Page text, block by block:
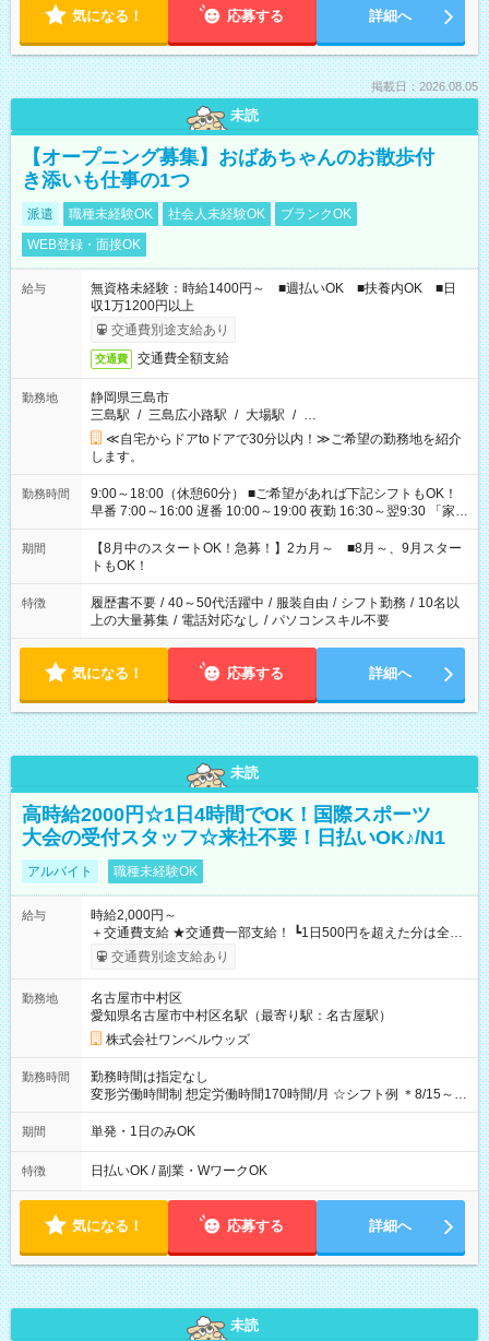
気になる！ 応募する 詳細へ
掲載日：2026.08.05
未読
【オープニング募集】おばあちゃんのお散歩付
き添いも仕事の1つ
派遣 職種未経験OK 社会人未経験OK
ブランクOK
WEB登録・面接OK
給与
無資格未経験：時給1400円～ ■週払いOK ■扶養内OK ■日
収1万1200円以上
交通費別途支給あり
交通費 交通費全額支給
勤務地
静岡県三島市
三島駅 / 三島広小路駅 / 大場駅 / …
≪自宅からドアtoドアで30分以内！≫ご希望の勤務地を紹介
します。
勤務時間
9:00～18:00（休憩60分） ■ご希望があれば下記シフトもOK！
早番 7:00～16:00 遅番 10:00～19:00 夜勤 16:30～翌9:30 「家族
と休みを合わせたい」 「余裕を持って夕飯の準備がしたい」
「できれば残業はしたくない」 など、ご希望を教えてください
ね。 ※Wワーク希望の方へ 今ご覧のお仕事で希望する勤務時間
と、もう1つのお仕事の勤務時間。 合計で週40時間を超える場
合は応募できません。
期間
【8月中のスタートOK！急募！】2カ月～ ■8月～、9月スター
トもOK！
特徴 履歴書不要 / 40～50代活躍中 / 服装自由 / シフト勤務 / 10名以
上の大量募集 / 電話対応なし / パソコンスキル不要
気になる！ 応募する 詳細へ
未読
高時給2000円☆1日4時間でOK！国際スポーツ
大会の受付スタッフ☆来社不要！日払いOK♪/N1
アルバイト 職種未経験OK
給与
時給2,000円～
＋交通費支給 ★交通費一部支給！ ┗1日500円を超えた分は全額
支給！ ※往復500円以内の方は自己負担となります ★日払い
OK！（規定あり） ┗働いたその日に現金GET♪ お仕事後はコン
期間なし
交通費別途支給あり
勤務地
名古屋市中村区
愛知県名古屋市中村区名駅（最寄り駅：名古屋駅）
株式会社ワンベルウッズ
勤務時間
勤務時間は指定なし
変形労働時間制 想定労働時間170時間/月 ☆シフト例 ＊8/15～
10/26 全日共通 08：00～12：00 17：00～21：00 ＊8/31
～9/19のみ下記シフトもあります！ 12：00～16：00 ＊9/6～
00
期間 単発・1日のみOK
特徴 日払いOK / 副業・WワークOK
気になる！ 応募する 詳細へ
未読